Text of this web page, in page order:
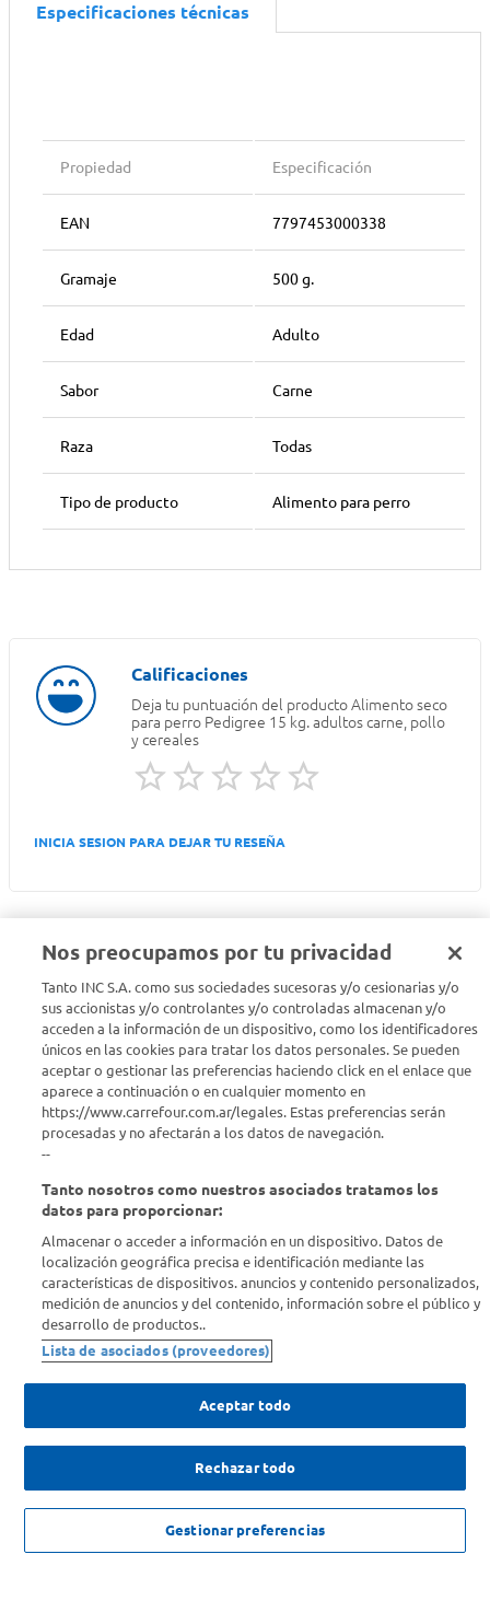
25% OFF MAX 12 UNIDADES
$ 37.424,25
Especificaciones técnicas
Propiedad Especificación
EAN 7797453000338
Gramaje 500 g.
Edad Adulto
Sabor Carne
Raza Todas
Tipo de producto Alimento para perro
Deja tu puntuación del producto Alimento seco
para perro Pedigree 15 kg. adultos carne, pollo
y cereales
INICIA SESION PARA DEJAR TU RESEÑA
Seguinos en :
Estamos para ayudarte
¿Tenés una consulta? Comunicate con nosotrosacá
Descubrí Carrefour
Conocenos
Info útil
Comprá Online
Enterate de nuestras ofertas
Dejanos tu mail para recibir todas las ofertas y promociones antes
que nadie.
Provincia
ENVIAR
Nos preocupamos por tu privacidad
Tanto INC S.A. como sus sociedades sucesoras y/o cesionarias y/o
sus accionistas y/o controlantes y/o controladas almacenan y/o
acceden a la información de un dispositivo, como los identificadores
únicos en las cookies para tratar los datos personales. Se pueden
aceptar o gestionar las preferencias haciendo click en el enlace que
aparece a continuación o en cualquier momento en
https://www.carrefour.com.ar/legales. Estas preferencias serán
procesadas y no afectarán a los datos de navegación.
--
Tanto nosotros como nuestros asociados tratamos los
datos para proporcionar:
Almacenar o acceder a información en un dispositivo. Datos de
localización geográfica precisa e identificación mediante las
características de dispositivos. anuncios y contenido personalizados,
medición de anuncios y del contenido, información sobre el público y
desarrollo de productos..
Lista de asociados (proveedores)
Aceptar todo
Rechazar todo
Gestionar preferencias